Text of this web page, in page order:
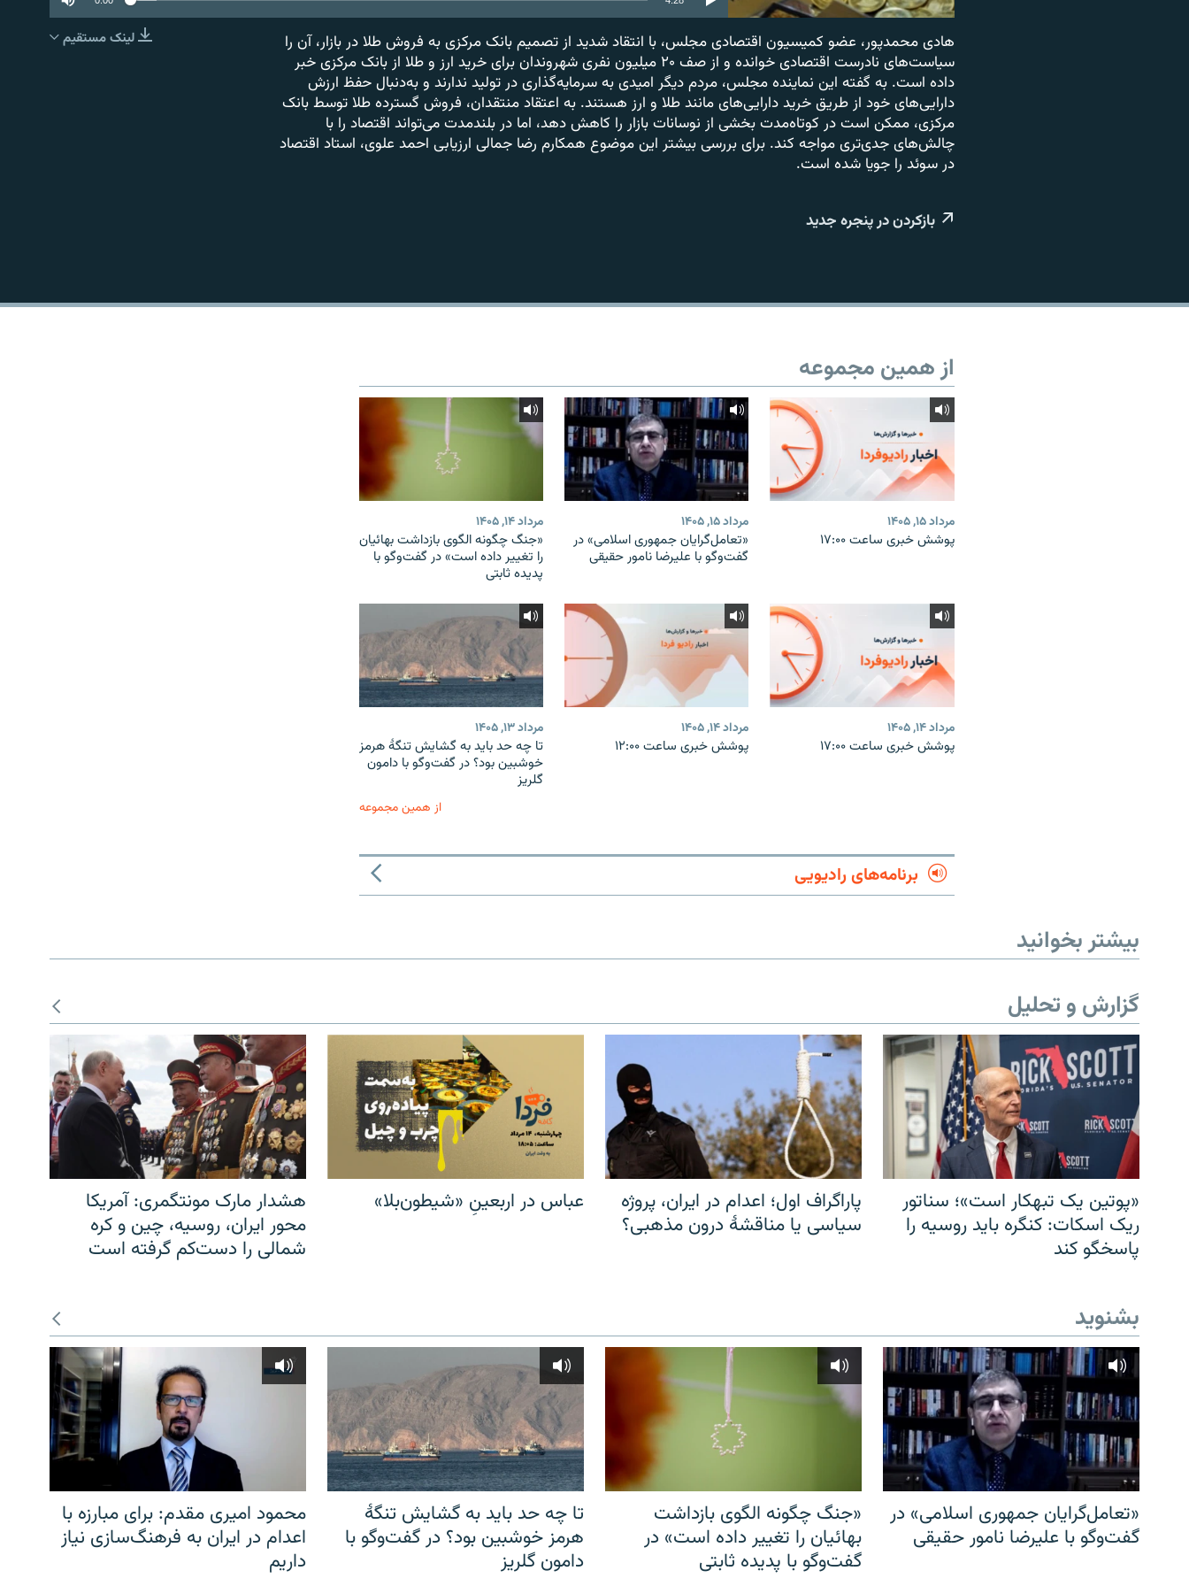
EMBED
لینک مستقیم
هادی محمدپور، عضو کمیسیون اقتصادی مجلس، با انتقاد شدید از تصمیم بانک مرکزی به فروش طلا در بازار، آن را
سیاست‌های نادرست اقتصادی خوانده و از صف ۲۰ میلیون نفری شهروندان برای خرید ارز و طلا از بانک مرکزی خبر
داده است. به گفته این نماینده مجلس، مردم دیگر امیدی به سرمایه‌گذاری در تولید ندارند و به‌دنبال حفظ ارزش
دارایی‌های خود از طریق خرید دارایی‌های مانند طلا و ارز هستند. به اعتقاد منتقدان، فروش گسترده طلا توسط بانک
مرکزی، ممکن است در کوتاه‌مدت بخشی از نوسانات بازار را کاهش دهد، اما در بلندمدت می‌تواند اقتصاد را با
چالش‌های جدی‌تری مواجه کند. برای بررسی بیشتر این موضوع همکارم رضا جمالی ارزیابی احمد علوی، استاد اقتصاد
در سوئد را جویا شده است.
بازکردن در پنجره جدید
از همین مجموعه
مرداد ۱۵, ۱۴۰۵
پوشش خبری ساعت ۱۷:۰۰
مرداد ۱۵, ۱۴۰۵
«تعامل‌گرایان جمهوری اسلامی» در
گفت‌وگو با علیرضا نامور حقیقی
مرداد ۱۴, ۱۴۰۵
«جنگ چگونه الگوی بازداشت بهائیان
را تغییر داده است» در گفت‌وگو با
پدیده ثابتی
مرداد ۱۴, ۱۴۰۵
پوشش خبری ساعت ۱۷:۰۰
مرداد ۱۴, ۱۴۰۵
پوشش خبری ساعت ۱۲:۰۰
مرداد ۱۳, ۱۴۰۵
تا چه حد باید به گشایش تنگهٔ هرمز
خوشبین بود؟ در گفت‌وگو با دامون
گلریز
از همین مجموعه
برنامه‌های رادیویی
بیشتر بخوانید
گزارش و تحلیل
«پوتین یک تبهکار است»؛ سناتور
ریک اسکات: کنگره باید روسیه را
پاسخگو کند
پاراگراف اول؛ اعدام در ایران، پروژه
سیاسی یا مناقشهٔ درون مذهبی؟
عباس در اربعینِ «شیطون‌بلا»
هشدار مارک مونتگمری: آمریکا
محور ایران، روسیه، چین و کره
شمالی را دست‌کم گرفته است
بشنوید
«تعامل‌گرایان جمهوری اسلامی» در
گفت‌وگو با علیرضا نامور حقیقی
«جنگ چگونه الگوی بازداشت
بهائیان را تغییر داده است» در
گفت‌وگو با پدیده ثابتی
تا چه حد باید به گشایش تنگهٔ
هرمز خوشبین بود؟ در گفت‌وگو با
دامون گلریز
محمود امیری مقدم: برای مبارزه با
اعدام در ایران به فرهنگ‌سازی نیاز
داریم